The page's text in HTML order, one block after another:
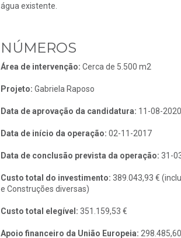
água existente.
NÚMEROS
Área de intervenção: Cerca de 5.500 m2
Projeto: Gabriela Raposo
Data de aprovação da candidatura: 11-08-2020
Data de início da operação: 02-11-2017
Data de conclusão prevista da operação: 31-
Custo total do investimento: 389.043,93 €
e Construções diversas)
Custo total elegível: 351.159,53 €
Apoio financeiro da União Europeia: